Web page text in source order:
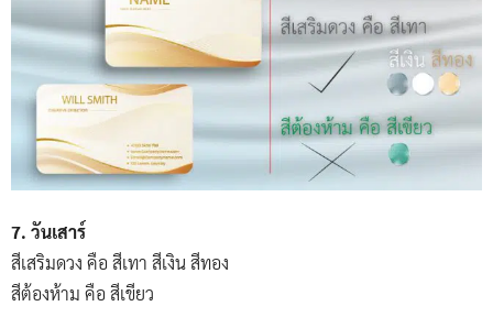
7. วันเสาร์
สีเสริมดวง คือ สีเทา สีเงิน สีทอง
สีต้องห้าม คือ สีเขียว